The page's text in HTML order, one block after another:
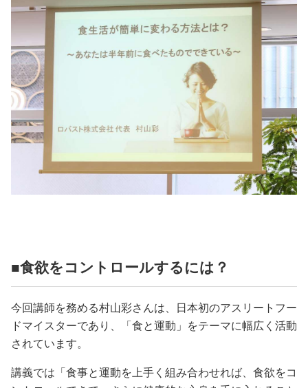
■食欲をコントロールするには？
今回講師を務める村山彩さんは、日本初のアスリートフー
ドマイスターであり、「食と運動」をテーマに幅広く活動
されています。
講義では「食事と運動を上手く組み合わせれば、食欲をコ